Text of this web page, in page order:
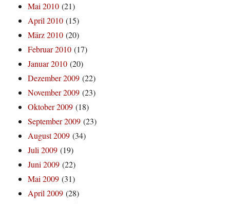
Mai 2010 (21)
April 2010 (15)
März 2010 (20)
Februar 2010 (17)
Januar 2010 (20)
Dezember 2009 (22)
November 2009 (23)
Oktober 2009 (18)
September 2009 (23)
August 2009 (34)
Juli 2009 (19)
Juni 2009 (22)
Mai 2009 (31)
April 2009 (28)